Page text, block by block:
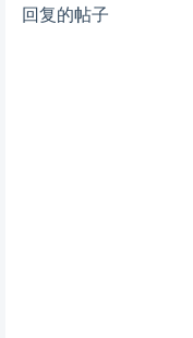
回复的帖子